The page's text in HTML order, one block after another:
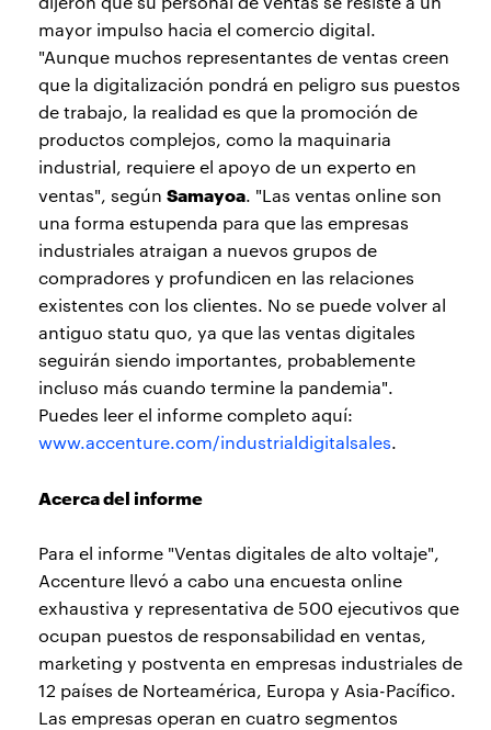
mayor impulso hacia el comercio digital.
"Aunque muchos representantes de ventas creen
que la digitalización pondrá en peligro sus puestos
de trabajo, la realidad es que la promoción de
productos complejos, como la maquinaria
industrial, requiere el apoyo de un experto en
ventas", según Samayoa. "Las ventas online son
una forma estupenda para que las empresas
industriales atraigan a nuevos grupos de
compradores y profundicen en las relaciones
existentes con los clientes. No se puede volver al
antiguo statu quo, ya que las ventas digitales
seguirán siendo importantes, probablemente
incluso más cuando termine la pandemia".
Puedes leer el informe completo aquí:
www.accenture.com/industrialdigitalsales.
Acerca del informe
Para el informe "Ventas digitales de alto voltaje",
Accenture llevó a cabo una encuesta online
exhaustiva y representativa de 500 ejecutivos que
ocupan puestos de responsabilidad en ventas,
marketing y postventa en empresas industriales de
12 países de Norteamérica, Europa y Asia-Pacífico.
Las empresas operan en cuatro segmentos